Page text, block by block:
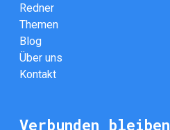
Redner
Themen
Blog
Über uns
Kontakt
Verbunden bleiben